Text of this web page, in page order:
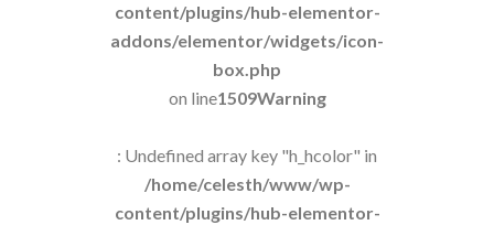
content/plugins/hub-elementor-
addons/elementor/widgets/icon-
box.php
on line1509Warning
: Undefined array key "h_hcolor" in
/home/celesth/www/wp-
content/plugins/hub-elementor-